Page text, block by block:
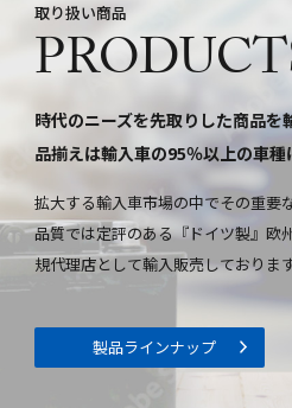
取り扱い商品
時代のニーズを先取りした商品を
品揃えは輸入車の95％以上の車種
拡大する輸入車市場の中でその重要
品質では定評のある『ドイツ製』欧
規代理店として輸入販売しております
製品ラインナップ